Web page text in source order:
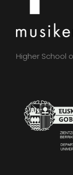
Higher School